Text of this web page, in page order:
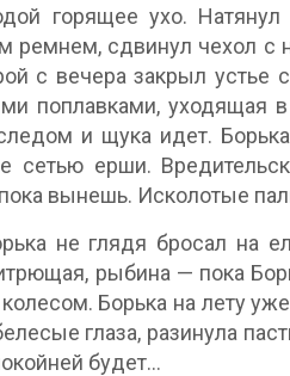
горящее ухо. Натянул
ремнем, сдвинул чехол с
с вечера закрыл устье
поплавками, уходящая
и щука идет.
сетью ерши.
вынешь. Исколотые
не глядя бросал на
рыбина — пока
Борька на лету
глаза, разинула
будет…